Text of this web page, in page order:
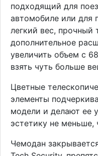
подходящий для
автомобиле или для
легкий вес, прочный
дополнительное
увеличить объем с
взять чуть больше
Цветные
элементы
модели и делают ее
эстетику не меньше,
Чемодан